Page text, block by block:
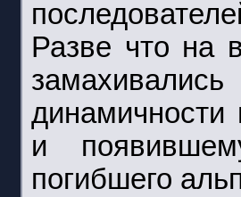
Разве что на
динамичности
и
погибшего